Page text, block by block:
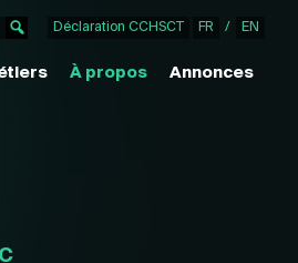
Déclaration CCHSCT FR / EN
À propos Annonces